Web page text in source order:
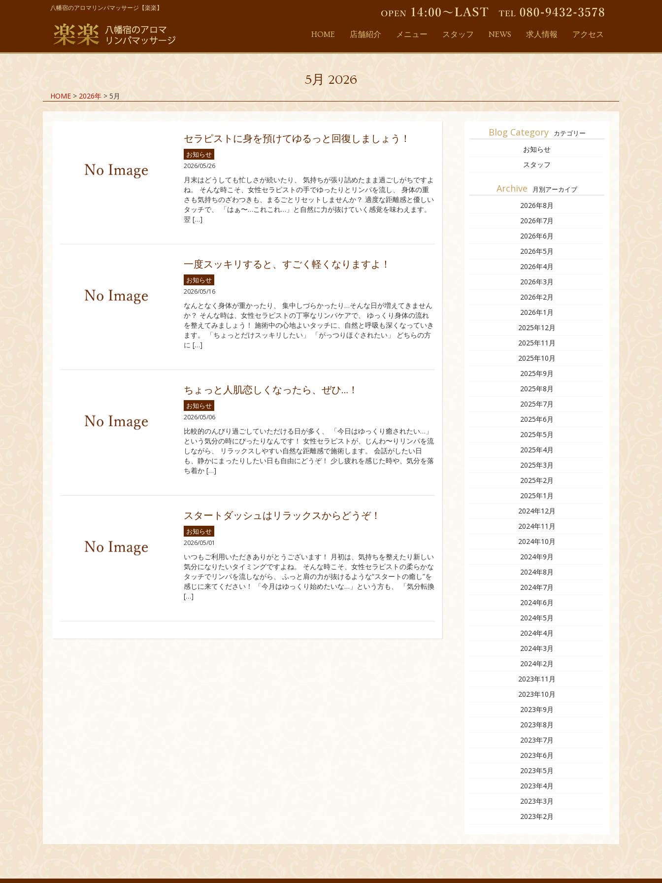
八幡宿のアロマリンパマッサージ【楽楽】
HOME 店舗紹介 メニュー スタッフ NEWS 求人情報 アクセス
5月 2026
HOME > 2026年 > 5月
セラピストに身を預けてゆるっと回復しましょう！
お知らせ
2026/05/26
月末はどうしても忙しさが続いたり、 気持ちが張り詰めたまま過ごしがちですよ
ね。 そんな時こそ、女性セラピストの手でゆったりとリンパを流し、 身体の重
さも気持ちのざわつきも、まるごとリセットしませんか？ 適度な距離感と優しい
タッチで、 「はぁ〜…これこれ…」と自然に力が抜けていく感覚を味わえます。
翌 […]
一度スッキリすると、すごく軽くなりますよ！
お知らせ
2026/05/16
なんとなく身体が重かったり、 集中しづらかったり…そんな日が増えてきません
か？ そんな時は、女性セラピストの丁寧なリンパケアで、 ゆっくり身体の流れ
を整えてみましょう！ 施術中の心地よいタッチに、自然と呼吸も深くなっていき
ます。 「ちょっとだけスッキリしたい」 「がっつりほぐされたい」 どちらの方
に […]
ちょっと人肌恋しくなったら、ぜひ…！
お知らせ
2026/05/06
比較的のんびり過ごしていただける日が多く、 「今日はゆっくり癒されたい…」
という気分の時にぴったりなんです！ 女性セラピストが、じんわ〜りリンパを流
しながら、 リラックスしやすい自然な距離感で施術します。 会話がしたい日
も、静かにまったりしたい日も自由にどうぞ！ 少し疲れを感じた時や、気分を落
ち着か […]
スタートダッシュはリラックスからどうぞ！
お知らせ
2026/05/01
いつもご利用いただきありがとうございます！ 月初は、気持ちを整えたり新しい
気分になりたいタイミングですよね。 そんな時こそ、女性セラピストの柔らかな
タッチでリンパを流しながら、 ふっと肩の力が抜けるような“スタートの癒し”を
感じに来てください！ 「今月はゆっくり始めたいな…」という方も、 「気分転換
[…]
Blog Category カテゴリー
お知らせ
スタッフ
Archive 月別アーカイブ
2026年8月
2026年7月
2026年6月
2026年5月
2026年4月
2026年3月
2026年2月
2026年1月
2025年12月
2025年11月
2025年10月
2025年9月
2025年8月
2025年7月
2025年6月
2025年5月
2025年4月
2025年3月
2025年2月
2025年1月
2024年12月
2024年11月
2024年10月
2024年9月
2024年8月
2024年7月
2024年6月
2024年5月
2024年4月
2024年3月
2024年2月
2023年11月
2023年10月
2023年9月
2023年8月
2023年7月
2023年6月
2023年5月
2023年4月
2023年3月
2023年2月